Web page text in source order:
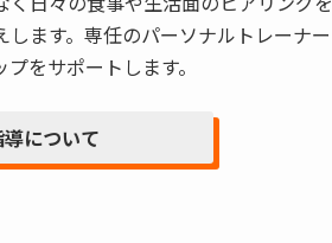
ます。専任のパーソナルトレーナー
をサポートします。
について